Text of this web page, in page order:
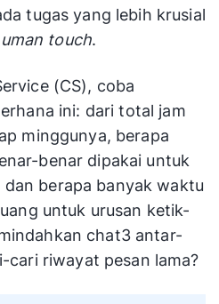
tugas yang lebih krusial
touch.
(CS), coba
ini: dari total jam
minggunya, berapa
benar dipakai untuk
berapa banyak waktu
untuk urusan ketik-
chat3 antar-
cari riwayat pesan lama?